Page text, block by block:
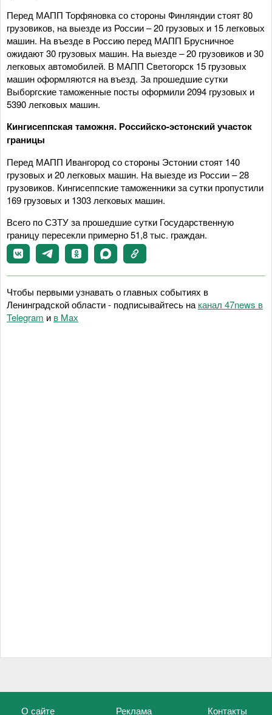
Перед МАПП Торфяновка со стороны Финляндии стоят 80
грузовиков, на выезде из России – 20 грузовых и 15 легковых
машин. На въезде в Россию перед МАПП Брусничное
ожидают 30 грузовых машин. На выезде – 20 грузовиков и 30
легковых автомобилей. В МАПП Светогорск 15 грузовых
машин оформляются на въезд. За прошедшие сутки
Выборгские таможенные посты оформили 2094 грузовых и
5390 легковых машин.
Кингисеппская таможня. Российско-эстонский участок
границы
Перед МАПП Ивангород со стороны Эстонии стоят 140
грузовых и 20 легковых машин. На выезде из России – 28
грузовиков. Кингисеппские таможенники за сутки пропустили
169 грузовых и 1303 легковых машин.
Всего по СЗТУ за прошедшие сутки Государственную
границу пересекли примерно 51,8 тыс. граждан.
Чтобы первыми узнавать о главных событиях в
Ленинградской области - подписывайтесь на канал 47news в
Telegram и в Maх
О сайте Реклама Контакты